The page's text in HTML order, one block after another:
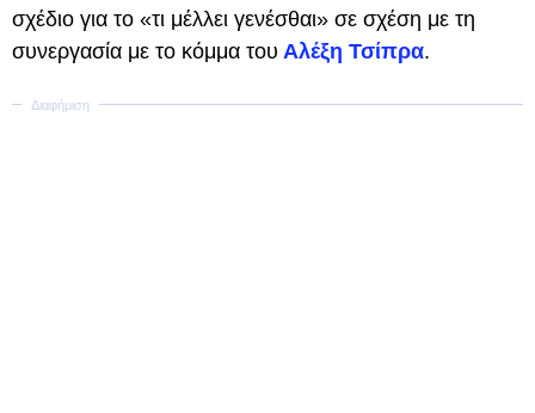
σχέδιο για το «τι μέλλει γενέσθαι» σε σχέση με τη
συνεργασία με το κόμμα του Αλέξη Τσίπρα.